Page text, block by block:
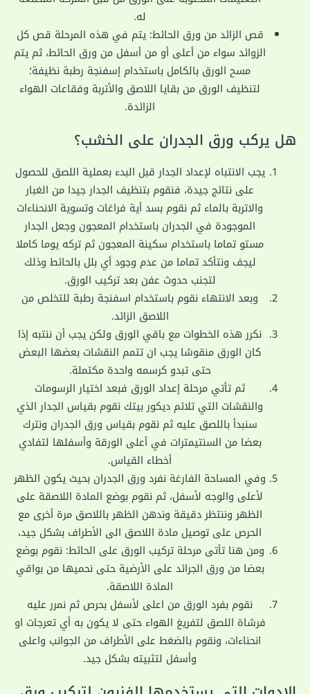
له.
قص الزائد من ورق الحائط: يتم في هذه المرحلة قص كل
الزوائد سواء من أعلى أو من أسفل من ورق الحائط، ثم يتم
مسح الورق بالكامل باستخدام إسفنجة رطبة نظيفة؛
لتنظيف الورق من بقايا اللاصق والأتربة وفقاعات الهواء
الزائدة.
هل يركب ورق الجدران على الخشب؟
يجب الانتباه لإعداد الجدار قبل البدء بعملية اللصق للحصول
على نتائج جيدة، فنقوم بتنظيف الجدار جيدا من الغبار
والاتربة بالماء ثم نقوم بسد أية فراغات وتسوية الانحناءات
الموجودة في الجدران باستخدام المعجون وجعل الجدار
مستو تماما باستخدام سكينة المعجون ثم تركه يوما كاملا
ليجف ونتأكد تماما من عدم وجود أي بلل بالحائط وذلك
لتجنب حدوث عفن بعد تركيب الورق.
وبعد الانتهاء نقوم باستخدام اسفنجة رطبة للتخلص من
اللاصق الزائد.
نكرر هذه الخطوات مع باقي الورق ولكن يجب أن ننتبه إذا
كان الورق منقوشا يجب ان تتمم النقشات بعضها البعض
حتى تبدو كرسمه واحدة مكتملة.
ثم تأتي مرحلة إعداد الورق فبعد اختيار الرسومات
والنقشات التي تلائم ديكور بيتك نقوم بقياس الجدار الذي
سنبدأ باللصق عليه ثم نقوم بقياس ورق الجدران ونترك
بعضا من السنتيمترات في أعلى الورقة وأسفلها لتفادي
أخطاء القياس.
وفي المساحة الفارغة نفرد ورق الجدران بحيث يكون الظهر
لأعلى والوجه لأسفل، ثم نقوم بوضع المادة اللاصقة على
الظهر وننتظر دقيقة وندهن الظهر باللاصق مرة أخرى مع
الحرص على توصيل مادة اللاصق الى الأطراف بشكل جيد،
ومن هنا تأتى مرحلة تركيب الورق على الحائط: نقوم بوضع
بعضا من ورق الجرائد على الأرضية حتى نحميها من بواقي
المادة اللاصقة.
نقوم بفرد الورق من اعلى لأسفل بحرص ثم نمرر عليه
فرشاة اللصق لتفريغ الهواء حتى لا يكون به أي تعرجات او
انحناءات، ونقوم بالضغط على الأطراف من الجوانب واعلى
وأسفل لتثبيته بشكل جيد.